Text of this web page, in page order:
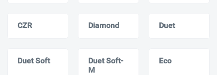
CZR Diamond Duet
Duet Soft
Duet Soft-
M
Eco